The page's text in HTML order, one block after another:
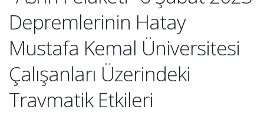
Depremlerinin Hatay
Mustafa Kemal Üniversitesi
Çalışanları Üzerindeki
Travmatik Etkileri